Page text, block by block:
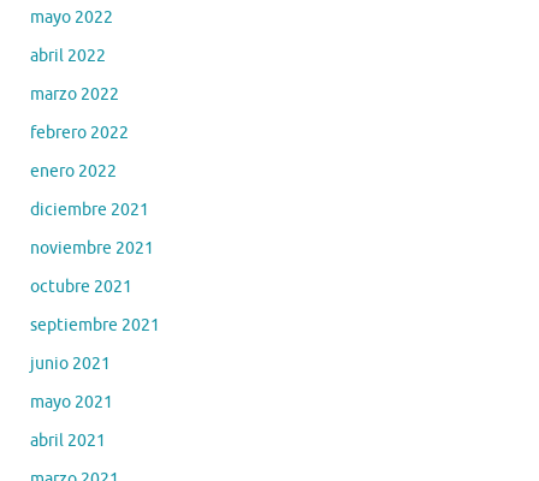
mayo 2022
abril 2022
marzo 2022
febrero 2022
enero 2022
diciembre 2021
noviembre 2021
octubre 2021
septiembre 2021
junio 2021
mayo 2021
abril 2021